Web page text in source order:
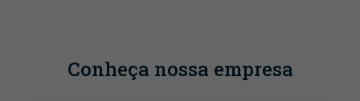
Conheça nossa empresa